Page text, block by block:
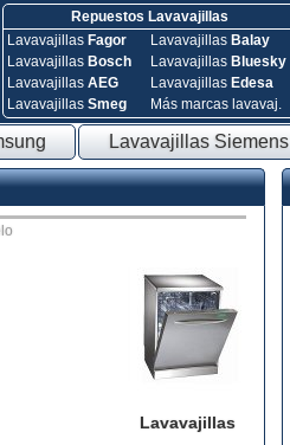
Repuestos Lavavajillas
Lavavajillas Fagor
Lavavajillas Bosch
Lavavajillas AEG
Lavavajillas Smeg
Lavavajillas Balay
Lavavajillas Bluesky
Lavavajillas Edesa
Más marcas lavavaj.
Lavavajillas Siemens
Lavavajillas